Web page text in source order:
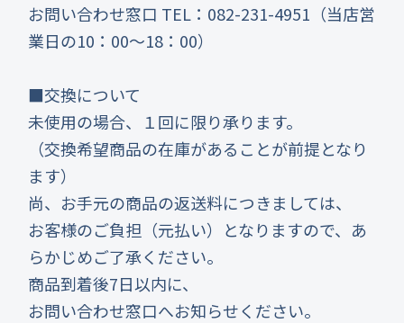
お問い合わせ窓口 TEL：082-231-4951（当店営
業日の10：00～18：00）
■交換について
未使用の場合、１回に限り承ります。
（交換希望商品の在庫があることが前提となり
ます）
尚、お手元の商品の返送料につきましては、
お客様のご負担（元払い）となりますので、あ
らかじめご了承ください。
商品到着後7日以内に、
お問い合わせ窓口へお知らせください。